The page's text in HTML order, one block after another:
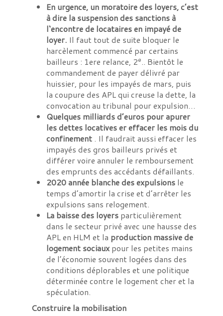
En urgence, un moratoire des loyers,c’est
à dire la suspension des sanctions à
l‘encontre de locataires en impayé de
loyer.Il faut tout de suite bloquer le
harcèlement commencé par certains
bailleurs : 1ere relance, 2e
.. Bientôt le
commandement de payer délivré par
huissier, pour les impayés de mars, puis
la coupure des APL qui creuse la dette, la
convocation au tribunal pour expulsion…
Quelques milliards d’euros pour apurer
les dettes locatives er effacer les mois du
confinement
. Il faudrait aussi effacer les
impayés des gros bailleurs privés et
différer voire annuler le remboursement
des emprunts des accédants défaillants.
2020 année blanche des expulsionsle
temps d’amortir la crise et d’arrêter les
expulsions sans relogement.
La baisse des loyersparticulièrement
dans le secteur privé avec une hausse des
APL en HLM et la production massive de
logement sociauxpour les petites mains
de l’économie souvent logées dans des
conditions déplorables et une politique
déterminée contre le logement cher et la
spéculation.
Construire la mobilisation